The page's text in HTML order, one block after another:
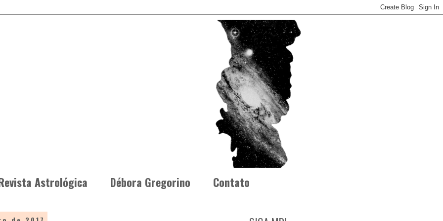
Astrológica Débora Gregorino Contato